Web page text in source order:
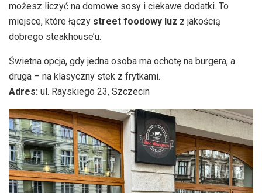
możesz liczyć na domowe sosy i ciekawe dodatki. To
miejsce, które łączy street foodowy luz z jakością
dobrego steakhouse’u.
Świetna opcja, gdy jedna osoba ma ochotę na burgera, a
druga – na klasyczny stek z frytkami.
Adres: ul. Rayskiego 23, Szczecin